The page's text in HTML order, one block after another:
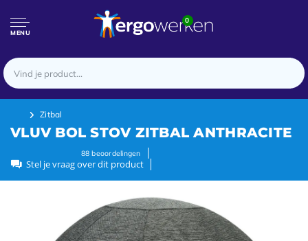
MENU
0
Zitbal
VLUV BOL STOV ZITBAL ANTHRACITE
88 beoordelingen
Stel je vraag over dit product